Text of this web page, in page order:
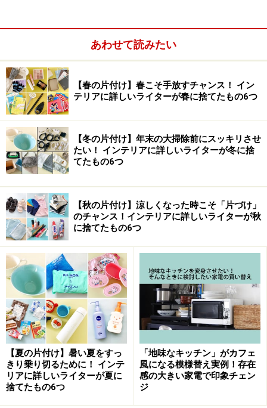
となっていました。居心地の良い豪華なバスローブとタ
オル、特に柔らかいベッドリネン、バスリネンやスロー
とクッションなど豊富な商品群となっています。
日本のウチノから世界のUCHNOへ！
UCHINO（ウチノ）
UCHINO（ウチノ）
あわせて読みたい
【春の片付け】春こそ手放すチャンス！ イン
テリアに詳しいライターが春に捨てたもの6つ
【冬の片付け】年末の大掃除前にスッキリさせ
たい！ インテリアに詳しいライターが冬に捨
てたもの6つ
【秋の片付け】涼しくなった時こそ「片づけ」
のチャンス！インテリアに詳しいライターが秋
に捨てたもの6つ
【夏の片付け】暑い夏をすっ
きり乗り切るために！ インテ
リアに詳しいライターが夏に
捨てたもの6つ
「地味なキッチン」がカフェ
風になる模様替え実例！存在
感の大きい家電で印象チェン
ジ